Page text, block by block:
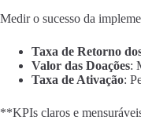
Medir o sucesso da
Taxa de Retorno
Valor das Doações:
Taxa de Ativação:
**KPIs claros e